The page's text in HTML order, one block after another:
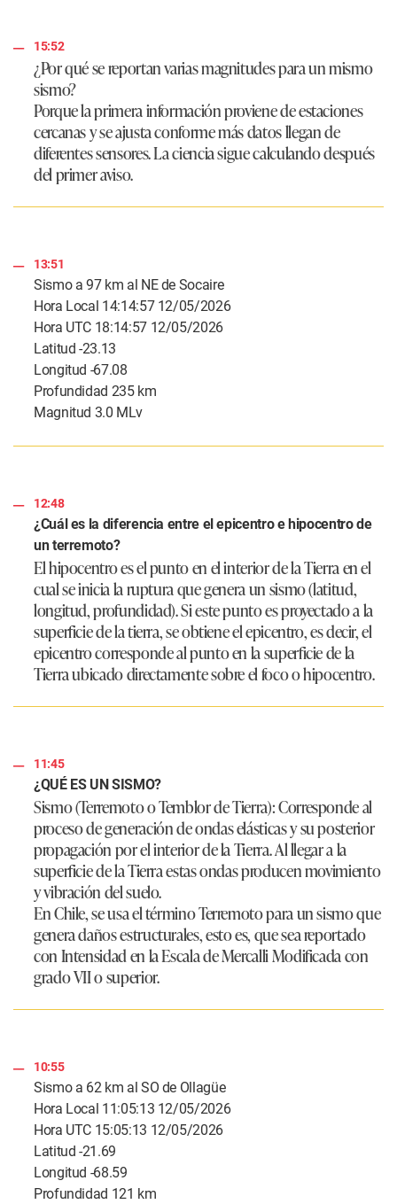
15:52
¿Por qué se reportan varias magnitudes para un mismo
sismo?
Porque la primera información proviene de estaciones
cercanas y se ajusta conforme más datos llegan de
diferentes sensores. La ciencia sigue calculando después
del primer aviso.
13:51
Sismo a 97 km al NE de Socaire
Hora Local 14:14:57 12/05/2026
Hora UTC 18:14:57 12/05/2026
Latitud -23.13
Longitud -67.08
Profundidad 235 km
Magnitud 3.0 MLv
12:48
¿Cuál es la diferencia entre el epicentro e hipocentro de
un terremoto?
El hipocentro es el punto en el interior de la Tierra en el
cual se inicia la ruptura que genera un sismo (latitud,
longitud, profundidad). Si este punto es proyectado a la
superficie de la tierra, se obtiene el epicentro, es decir, el
epicentro corresponde al punto en la superficie de la
Tierra ubicado directamente sobre el foco o hipocentro.
11:45
¿QUÉ ES UN SISMO?
Sismo (Terremoto o Temblor de Tierra): Corresponde al
proceso de generación de ondas elásticas y su posterior
propagación por el interior de la Tierra. Al llegar a la
superficie de la Tierra estas ondas producen movimiento
y vibración del suelo.
En Chile, se usa el término Terremoto para un sismo que
genera daños estructurales, esto es, que sea reportado
con Intensidad en la Escala de Mercalli Modificada con
grado VII o superior.
10:55
Sismo a 62 km al SO de Ollagüe
Hora Local 11:05:13 12/05/2026
Hora UTC 15:05:13 12/05/2026
Latitud -21.69
Longitud -68.59
Profundidad 121 km